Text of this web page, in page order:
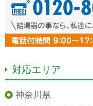
対応エリア
神奈川県